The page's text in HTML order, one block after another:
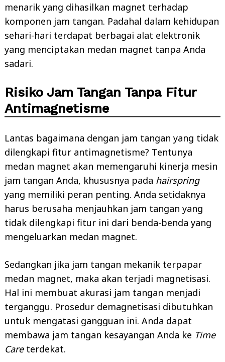
menarik yang dihasilkan magnet terhadap
komponen jam tangan. Padahal dalam kehidupan
sehari-hari terdapat berbagai alat elektronik
yang menciptakan medan magnet tanpa Anda
sadari.
Risiko Jam Tangan Tanpa Fitur
Antimagnetisme
Lantas bagaimana dengan jam tangan yang tidak
dilengkapi fitur antimagnetisme? Tentunya
medan magnet akan memengaruhi kinerja mesin
jam tangan Anda, khususnya pada hairspring
yang memiliki peran penting. Anda setidaknya
harus berusaha menjauhkan jam tangan yang
tidak dilengkapi fitur ini dari benda-benda yang
mengeluarkan medan magnet.
Sedangkan jika jam tangan mekanik terpapar
medan magnet, maka akan terjadi magnetisasi.
Hal ini membuat akurasi jam tangan menjadi
terganggu. Prosedur demagnetisasi dibutuhkan
untuk mengatasi gangguan ini. Anda dapat
membawa jam tangan kesayangan Anda ke Time
Careterdekat.